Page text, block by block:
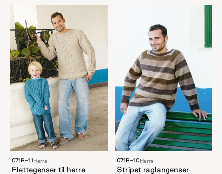
071R-11 Herre
Flettegenser til herre
071R-10Herre
Stripet raglangenser